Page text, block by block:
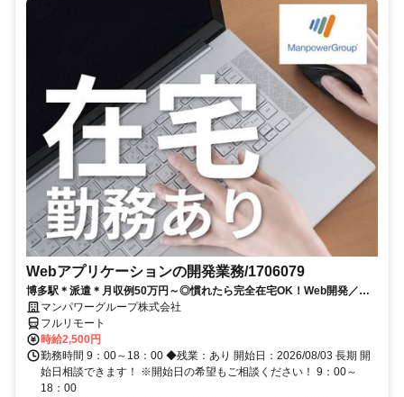
Webアプリケーションの開発業務/1706079
博多駅＊派遣＊月収例50万円～◎慣れたら完全在宅OK！Web開発／
Java／在宅勤務あり／開始日：即日
マンパワーグループ株式会社
フルリモート
時給2,500円
勤務時間 9：00～18：00 ◆残業：あり 開始日：2026/08/03 長期 開
始日相談できます！ ※開始日の希望もご相談ください！ 9：00～
18：00